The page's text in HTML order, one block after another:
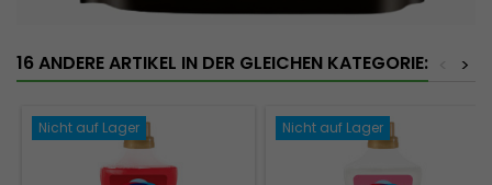
16 ANDERE ARTIKEL IN DER GLEICHEN KATEGORIE: >
Nicht auf Lager Nicht auf Lager